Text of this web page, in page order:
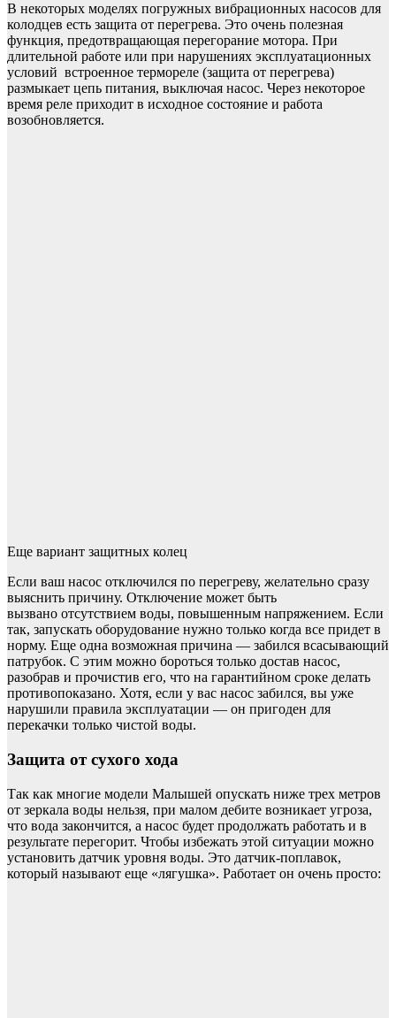
В некоторых моделях погружных вибрационных насосов для
колодцев есть защита от перегрева. Это очень полезная
функция, предотвращающая перегорание мотора. При
длительной работе или при нарушениях эксплуатационных
условий встроенное термореле (защита от перегрева)
размыкает цепь питания, выключая насос. Через некоторое
время реле приходит в исходное состояние и работа
возобновляется.
Еще вариант защитных колец
Если ваш насос отключился по перегреву, желательно сразу
выяснить причину. Отключение может быть
вызвано отсутствием воды, повышенным напряжением. Если
так, запускать оборудование нужно только когда все придет в
норму. Еще одна возможная причина — забился всасывающий
патрубок. С этим можно бороться только достав насос,
разобрав и прочистив его, что на гарантийном сроке делать
противопоказано. Хотя, если у вас насос забился, вы уже
нарушили правила эксплуатации — он пригоден для
перекачки только чистой воды.
Защита от сухого хода
Так как многие модели Малышей опускать ниже трех метров
от зеркала воды нельзя, при малом дебите возникает угроза,
что вода закончится, а насос будет продолжать работать и в
результате перегорит. Чтобы избежать этой ситуации можно
установить датчик уровня воды. Это датчик-поплавок,
который называют еще «лягушка». Работает он очень просто: